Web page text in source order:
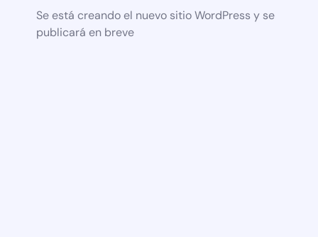
Se está creando el nuevo sitio WordPress y se
publicará en breve